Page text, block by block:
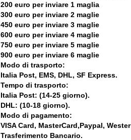
200 euro per inviare 1 maglia
300 euro per inviare 2 maglie
450 euro per inviare 3 maglie
600 euro per inviare 4 maglie
750 euro per inviare 5 maglie
900 euro per inviare 6 maglie
Modo di trasporto:
Italia Post, EMS, DHL, SF Express.
Tempo di trasporto:
Italia Post: (14-25 giorno).
DHL: (10-18 giorno).
Modo di pagamento:
VISA Card, MasterCard,Paypal,
Trasferimento Bancario.